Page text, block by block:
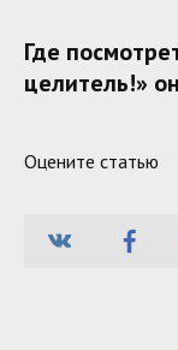
Где
целитель!»
Оцените статью